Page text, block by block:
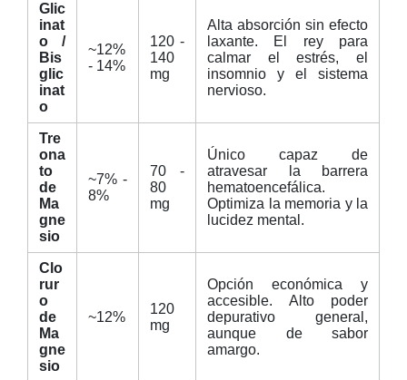
Glic
inat
o /
Bis
glic
inat
o
~12%
- 14%
120 -
140
mg
Alta absorción sin efecto
laxante. El rey para
calmar el estrés, el
insomnio y el sistema
nervioso.
Tre
ona
to
de
Ma
gne
sio
~7% -
8%
70 -
80
mg
Único capaz de
atravesar la barrera
hematoencefálica.
Optimiza la memoria y la
lucidez mental.
Clo
rur
o
de
Ma
gne
sio
~12%
120
mg
Opción económica y
accesible. Alto poder
depurativo general,
aunque de sabor
amargo.